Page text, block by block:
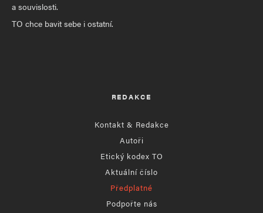
a souvislosti.
TO chce bavit sebe i ostatní.
REDAKCE
Kontakt & Redakce
Autoři
Etický kodex TO
Aktuální číslo
Předplatné
Podpořte nás